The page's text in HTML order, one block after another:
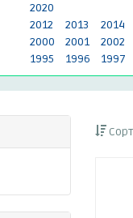
2020
2012 2013 2014
2000 2001 2002
1995 1996 1997